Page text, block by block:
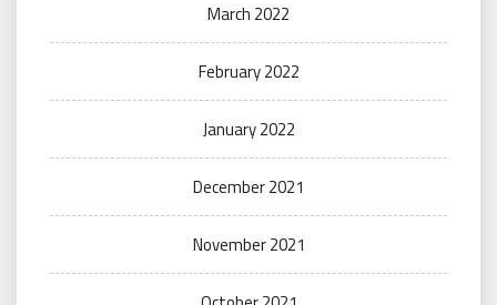
March 2022
February 2022
January 2022
December 2021
November 2021